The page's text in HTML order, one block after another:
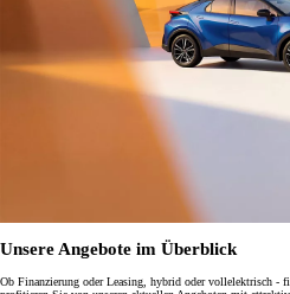
Unsere Angebote im Überblick
Ob Finanzierung oder Leasing, hybrid oder vollelektrisch -